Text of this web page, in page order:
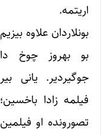
اریتمه.
بونلاردان علاوه بیزیم
بو بهروز چوخ دا
جوگیردیر. یانی بیر
فیلمه زادا باخسین؛
تصورونده او فیلمین